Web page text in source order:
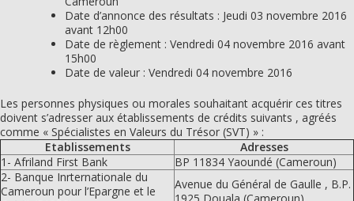
Date d’annonce des résultats : Jeudi 03 novembre 2016
avant 12h00
Date de règlement : Vendredi 04 novembre 2016 avant
15h00
Date de valeur : Vendredi 04 novembre 2016
Les personnes physiques ou morales souhaitant acquérir ces titres
doivent s’adresser aux établissements de crédits suivants , agréés
comme « Spécialistes en Valeurs du Trésor (SVT) » :
Etablissements
Adresses
1- Afriland First Bank
BP 11834 Yaoundé (Cameroun)
2- Banque Inrternationale du
Cameroun pour l’Epargne et le
Avenue du Général de Gaulle , B.P.